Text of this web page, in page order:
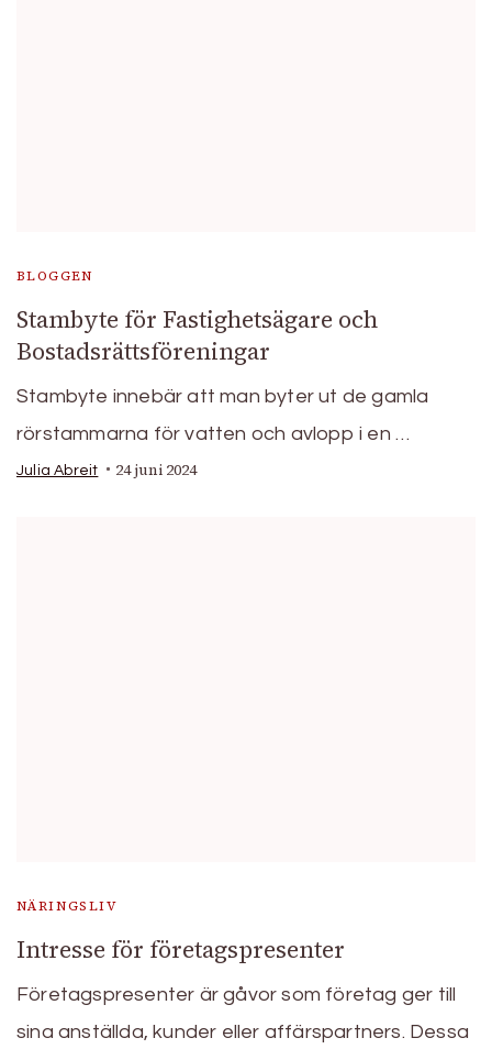
BLOGGEN
Stambyte för Fastighetsägare och
Bostadsrättsföreningar
Stambyte innebär att man byter ut de gamla
rörstammarna för vatten och avlopp i en …
Julia Abreit 24 juni 2024
NÄRINGSLIV
Intresse för företagspresenter
Företagspresenter är gåvor som företag ger till
sina anställda, kunder eller affärspartners. Dessa